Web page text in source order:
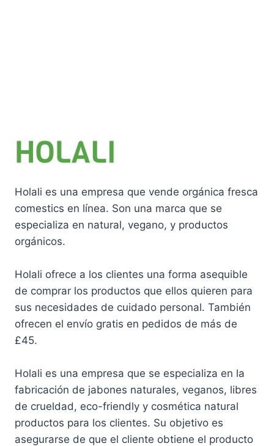
Holali es una empresa que vende orgánica fresca
comestics en línea. Son una marca que se
especializa en natural, vegano, y productos
orgánicos.
Holali ofrece a los clientes una forma asequible
de comprar los productos que ellos quieren para
sus necesidades de cuidado personal. También
ofrecen el envío gratis en pedidos de más de
£45.
Holali es una empresa que se especializa en la
fabricación de jabones naturales, veganos, libres
de crueldad, eco-friendly y cosmética natural
productos para los clientes. Su objetivo es
asegurarse de que el cliente obtiene el producto